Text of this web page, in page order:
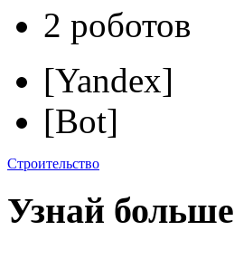
2 роботов
[Yandex]
[Bot]
Строительство
Узнай больше